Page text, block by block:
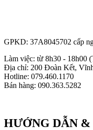
GPKD: 37A8045702 cấp
Làm việc: từ 8h30 - 18h00
Địa chỉ: 200 Đoàn Kết,
Hotline: 079.460.1170
Bán hàng: 090.363.5282
HƯỚNG DẪN